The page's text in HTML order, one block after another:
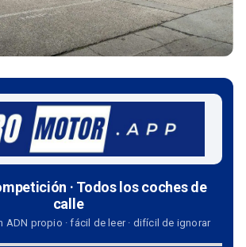
· Todos los coches de
calle
ADN propio · fácil de leer · difícil de ignorar